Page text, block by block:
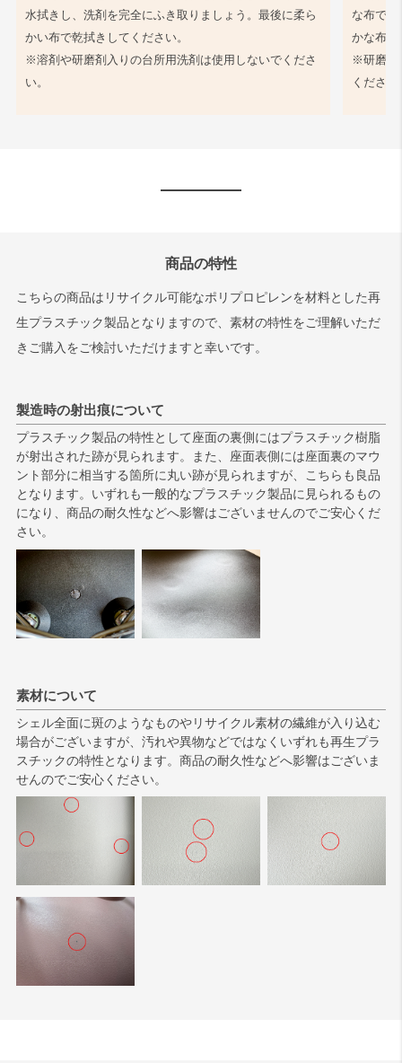
水拭きし、洗剤を完全にふき取りましょう。最後に柔ら
かい布で乾拭きしてください。
※溶剤や研磨剤入りの台所用洗剤は使用しないでくださ
い。
な布で軽
かな布で
※研磨剤
ください
商品の特性
こちらの商品はリサイクル可能なポリプロピレンを材料とした再
生プラスチック製品となりますので、素材の特性をご理解いただ
きご購入をご検討いただけますと幸いです。
製造時の射出痕について
プラスチック製品の特性として座面の裏側にはプラスチック樹脂
が射出された跡が見られます。また、座面表側には座面裏のマウ
ント部分に相当する箇所に丸い跡が見られますが、こちらも良品
となります。いずれも一般的なプラスチック製品に見られるもの
になり、商品の耐久性などへ影響はございませんのでご安心くだ
さい。
素材について
シェル全面に斑のようなものやリサイクル素材の繊維が入り込む
場合がございますが、汚れや異物などではなくいずれも再生プラ
スチックの特性となります。商品の耐久性などへ影響はございま
せんのでご安心ください。